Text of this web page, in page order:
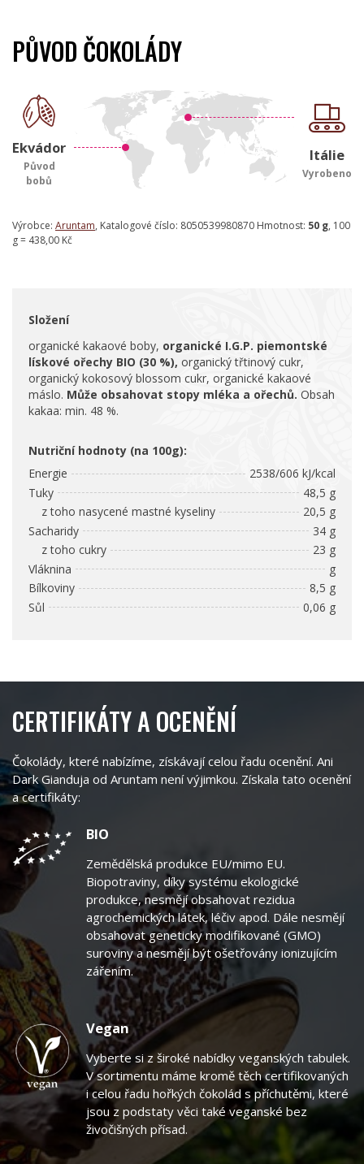
PŮVOD ČOKOLÁDY
Ekvádor
Původ
bobů
Itálie
Vyrobeno
Výrobce: Aruntam, Katalogové číslo: 8050539980870 Hmotnost: 50 g, 100
g = 438,00 Kč
Složení
organické kakaové boby, organické I.G.P. piemontské
lískové ořechy BIO (30 %), organický třtinový cukr,
organický kokosový blossom cukr, organické kakaové
máslo. Může obsahovat stopy mléka a ořechů. Obsah
kakaa: min. 48 %.
Nutriční hodnoty (na 100g):
Energie
2538/606 kJ/kcal
Tuky
48,5 g
z toho nasycené mastné kyseliny
20,5 g
Sacharidy
34 g
z toho cukry
23 g
Vláknina
g
Bílkoviny
8,5 g
Sůl
0,06 g
CERTIFIKÁTY A OCENĚNÍ
Čokolády, které nabízíme, získávají celou řadu ocenění. Ani
Dark Gianduja od Aruntam není výjimkou. Získala tato ocenění
a certifikáty:
BIO
Zemědělská produkce EU/mimo EU.
Biopotraviny, díky systému ekologické
produkce, nesmějí obsahovat rezidua
agrochemických látek, léčiv apod. Dále nesmějí
obsahovat geneticky modifikované (GMO)
suroviny a nesmějí být ošetřovány ionizujícím
zářením.
Vegan
Vyberte si z široké nabídky veganských tabulek.
V sortimentu máme kromě těch certifikovaných
i celou řadu hořkých čokolád s příchutěmi, které
jsou z podstaty věci také veganské bez
živočišných přísad.